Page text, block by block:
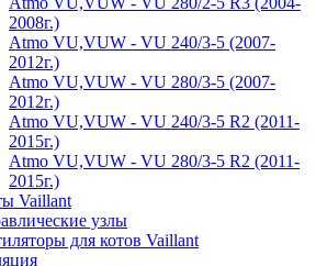
2008г.)
Atmo VU,VUW - VU 240/3-5 (2007-
2012г.)
Atmo VU,VUW - VU 280/3-5 (2007-
2012г.)
Atmo VU,VUW - VU 240/3-5 R2 (2011-
2015г.)
Atmo VU,VUW - VU 280/3-5 R2 (2011-
2015г.)
Vaillant
узлы
для котов Vaillant